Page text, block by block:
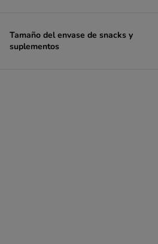
Tamaño del envase de snacks y
suplementos